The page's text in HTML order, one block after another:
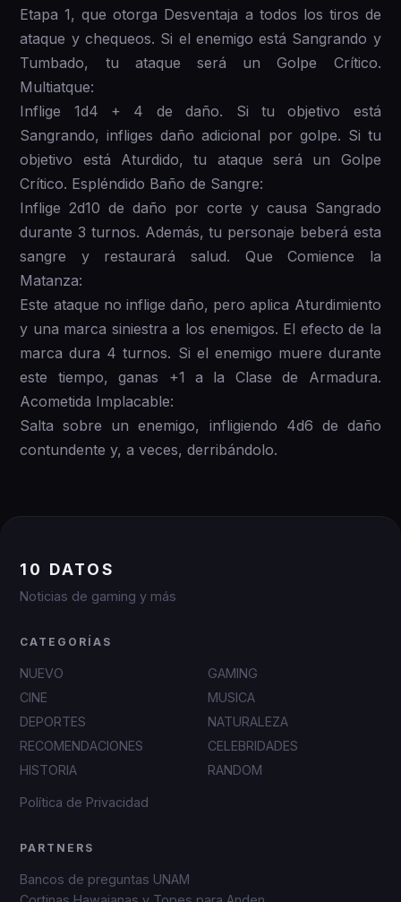
Etapa 1, que otorga Desventaja a todos los tiros de
ataque y chequeos. Si el enemigo está Sangrando y
Tumbado, tu ataque será un Golpe Crítico.
Multiatque:
Inflige 1d4 + 4 de daño. Si tu objetivo está
Sangrando, infliges daño adicional por golpe. Si tu
objetivo está Aturdido, tu ataque será un Golpe
Crítico. Espléndido Baño de Sangre:
Inflige 2d10 de daño por corte y causa Sangrado
durante 3 turnos. Además, tu personaje beberá esta
sangre y restaurará salud. Que Comience la
Matanza:
Este ataque no inflige daño, pero aplica Aturdimiento
y una marca siniestra a los enemigos. El efecto de la
marca dura 4 turnos. Si el enemigo muere durante
este tiempo, ganas +1 a la Clase de Armadura.
Acometida Implacable:
Salta sobre un enemigo, infligiendo 4d6 de daño
contundente y, a veces, derribándolo.
10 DATOS
Noticias de gaming y más
CATEGORÍAS
NUEVO
GAMING
CINE
MUSICA
DEPORTES
NATURALEZA
RECOMENDACIONES
CELEBRIDADES
HISTORIA
RANDOM
Política de Privacidad
PARTNERS
Bancos de preguntas UNAM